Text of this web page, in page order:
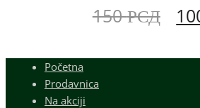
150РСД
Početna
Prodavnica
Na akciji